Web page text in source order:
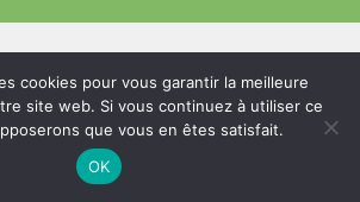
cookies pour vous garantir la meilleure
site web. Si vous continuez à utiliser ce
que vous en êtes satisfait.
OK